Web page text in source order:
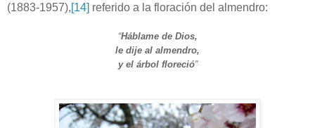
(1883-1957),[14] referido a la floración del almendro:
“Háblame de Dios,
le dije al almendro,
y el árbol floreció”